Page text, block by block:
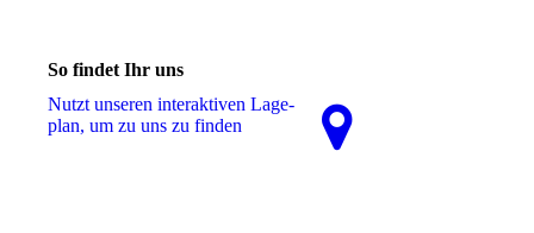
So findet Ihr uns
Nutzt unseren interaktiven La­ge­
plan, um zu uns zu finden